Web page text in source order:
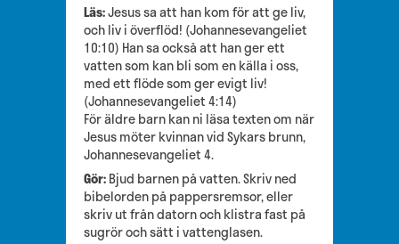
Läs:Jesus sa att han kom för att ge liv,
och liv i överflöd! (Johannesevangeliet
10:10) Han sa också att han ger ett
vatten som kan bli som en källa i oss,
med ett flöde som ger evigt liv!
(Johannesevangeliet 4:14)
För äldre barn kan ni läsa texten om när
Jesus möter kvinnan vid Sykars brunn,
Johannesevangeliet 4.
Gör:Bjud barnen på vatten. Skriv ned
bibelorden på pappersremsor, eller
skriv ut från datorn och klistra fast på
sugrör och sätt i vattenglasen.